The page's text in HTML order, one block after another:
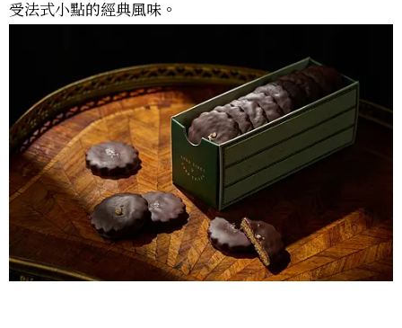
受法式小點的經典風味。